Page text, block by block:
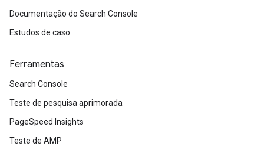
Documentação do Search Console
Estudos de caso
Ferramentas
Search Console
Teste de pesquisa aprimorada
PageSpeed Insights
Teste de AMP